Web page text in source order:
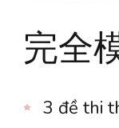
完全
3 đề thi